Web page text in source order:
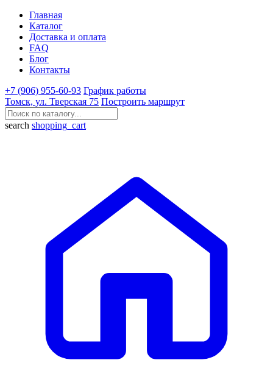
Главная
Каталог
Доставка и оплата
FAQ
Блог
Контакты
+7 (906) 955-60-93 График работы
Томск, ул. Тверская 75 Построить маршрут
search shopping_cart